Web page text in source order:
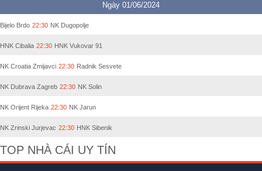
Ngày 01/06/2024
Bijelo Brdo 22:30 NK Dugopolje
HNK Cibalia 22:30 HNK Vukovar 91
NK Croatia Zmijavci 22:30 Radnik Sesvete
NK Dubrava Zagreb 22:30 NK Solin
NK Orijent Rijeka 22:30 NK Jarun
NK Zrinski Jurjevac 22:30 HNK Sibenik
TOP NHÀ CÁI UY TÍN